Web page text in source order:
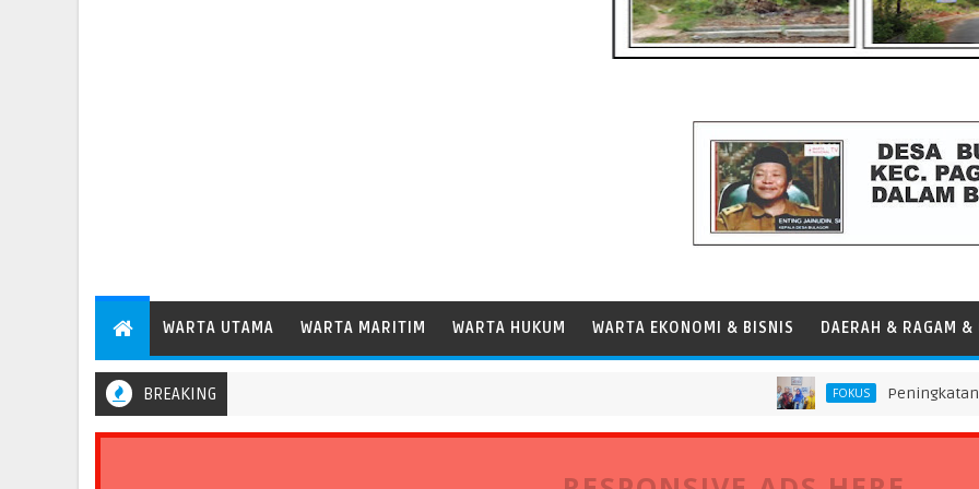
WARTA UTAMA WARTA MARITIM WARTA HUKUM WARTA EKONOMI & BISNIS DAERAH & RAGAM &
BREAKING FOKUS Peningkatan Mutu
Arus Barang 35,6 Persen, Perkuat Peran Pelabuhan bagi Perekonomian Daerah